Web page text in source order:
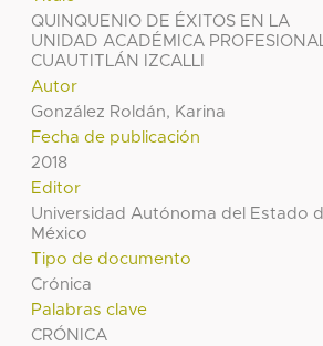
QUINQUENIO DE ÉXITOS EN LA
UNIDAD ACADÉMICA
CUAUTITLÁN IZCALLI
Autor
González Roldán, Karina
Fecha de publicación
2018
Editor
Universidad Autónoma del Estado
México
Tipo de documento
Crónica
Palabras clave
CRÓNICA